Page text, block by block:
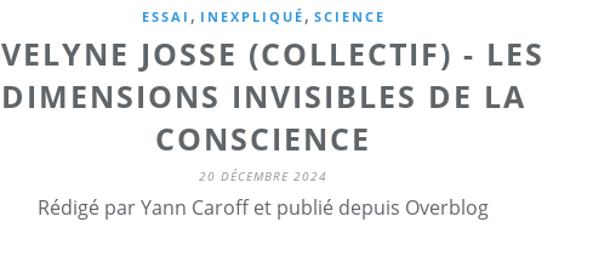
ESSAI , INEXPLIQUÉ , SCIENCE
JOSSE (COLLECTIF) - LES
DIMENSIONS INVISIBLES DE LA
CONSCIENCE
20 DÉCEMBRE 2024
Rédigé par Yann Caroff et publié depuis Overblog